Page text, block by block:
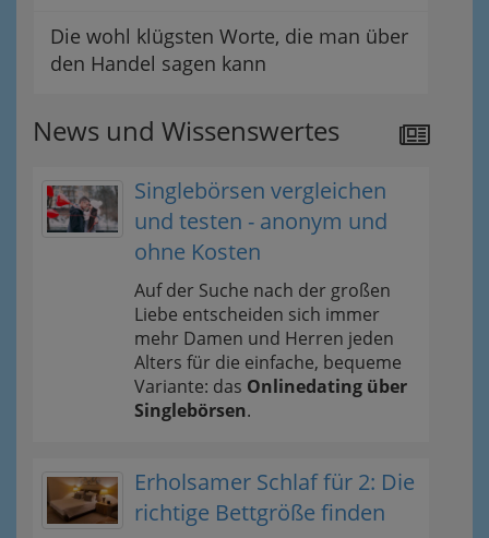
Die wohl klügsten Worte, die man über
den Handel sagen kann
News und Wissenswertes
Singlebörsen vergleichen
und testen - anonym und
ohne Kosten
Auf der Suche nach der großen
Liebe entscheiden sich immer
mehr Damen und Herren jeden
Alters für die einfache, bequeme
Variante: das Onlinedating über
Singlebörsen.
Erholsamer Schlaf für 2: Die
richtige Bettgröße finden